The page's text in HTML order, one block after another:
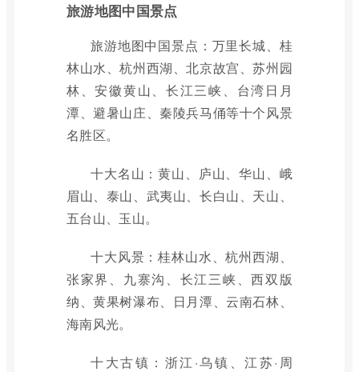
旅游地图中国景点
旅游地图中国景点：万里长城、桂
林山水、杭州西湖、北京故宫、苏州园
林、安徽黄山、长江三峡、台湾日月
潭、避暑山庄、秦陵兵马俑等十个风景
名胜区。
十大名山：黄山、庐山、华山、峨
眉山、泰山、武夷山、长白山、天山、
五台山、玉山。
十大风景：桂林山水、杭州西湖、
张家界、九寨沟、长江三峡、西双版
纳、黄果树瀑布、日月潭、云南石林、
海南风光。
十大古镇：浙江·乌镇、江苏·周